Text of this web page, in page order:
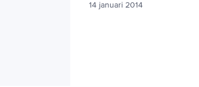
14 januari 2014